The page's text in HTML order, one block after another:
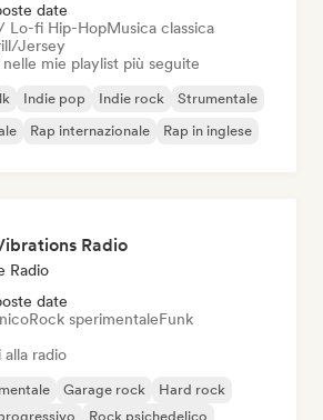
date
Lo-fi Hip-HopMusica classica
Jersey
mie playlist più seguite
Indie pop Indie rock
Strumentale
Rap internazionale Rap in inglese
Radio
Radio
date
Rock sperimentaleFunk
radio
Garage rock
Hard rock
Rock psichedelico